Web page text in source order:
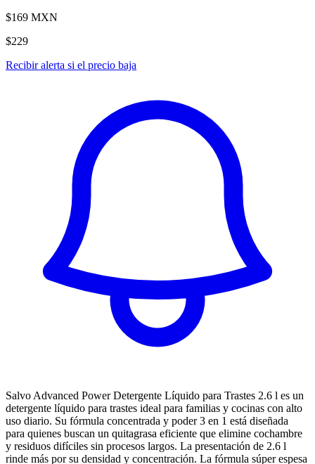
$169 MXN
$229
Recibir alerta si el precio baja
Salvo Advanced Power Detergente Líquido para Trastes 2.6 l es un
detergente líquido para trastes ideal para familias y cocinas con alto
uso diario. Su fórmula concentrada y poder 3 en 1 está diseñada
para quienes buscan un quitagrasa eficiente que elimine cochambre
y residuos difíciles sin procesos largos. La presentación de 2.6 l
rinde más por su densidad y concentración. La fórmula súper espesa